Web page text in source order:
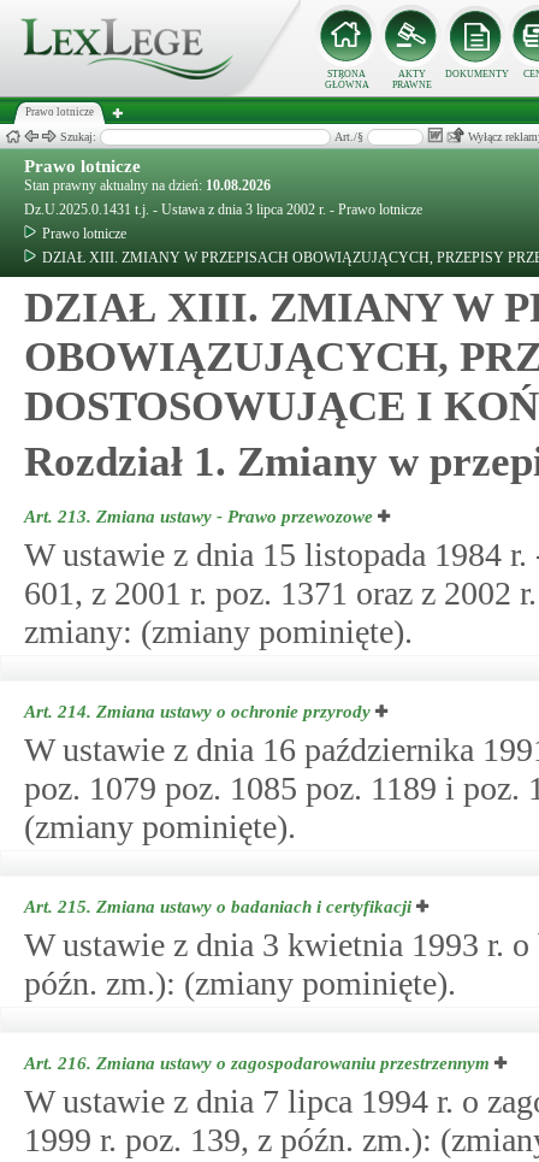
STRONA
GŁÓWNA
AKTY
PRAWNE
DOKUMENTY
Prawo lotnicze
Szukaj: Art./§ Wyłącz
Prawo lotnicze
Stan prawny aktualny na dzień: 10.08.2026
Dz.U.2025.0.1431 t.j. - Ustawa z dnia 3 lipca 2002 r. - Prawo lotnicze
Prawo lotnicze
DZIAŁ XIII. ZMIANY W PRZEPISACH OBOWIĄZUJĄCYCH, PRZEPISY
DZIAŁ XIII. ZMIANY W
OBOWIĄZUJĄCYCH,
DOSTOSOWUJĄCE I
Rozdział 1. Zmiany w
Art. 213. Zmiana ustawy - Prawo przewozowe
W ustawie z dnia 15 listopada 1984
601, z 2001 r. poz. 1371 oraz z 2002
zmiany: (zmiany pominięte).
Art. 214. Zmiana ustawy o ochronie przyrody
W ustawie z dnia 16 października
poz. 1079 poz. 1085 poz. 1189 i poz.
(zmiany pominięte).
Art. 215. Zmiana ustawy o badaniach i certyfikacji
W ustawie z dnia 3 kwietnia 1993 r.
późn. zm.): (zmiany pominięte).
Art. 216. Zmiana ustawy o zagospodarowaniu przestrzennym
W ustawie z dnia 7 lipca 1994 r. o
1999 r. poz. 139, z późn. zm.):